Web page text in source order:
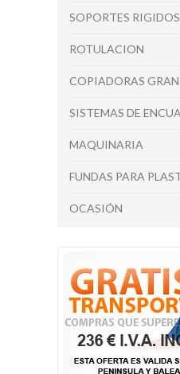
SOPORTES RIGIDOS
ROTULACION
COPIADORAS
SISTEMAS DE
MAQUINARIA
FUNDAS PARA
OCASIÓN